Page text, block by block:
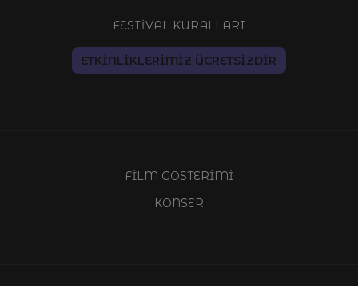
FESTİVAL KURALLARI
ETKİNLİKLERİMİZ ÜCRETSİZDİR
FİLM GÖSTERİMİ
KONSER